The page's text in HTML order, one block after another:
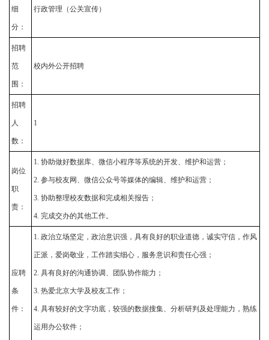
细
分：
行政管理（公关宣传）
招聘
范
围：
校内外公开招聘
招聘
人
数：
1
岗位
职
责：
1. 协助做好数据库、微信小程序等系统的开发、维护和运营；
2. 参与校友网、微信公众号等媒体的编辑、维护和运营；
3. 协助整理校友数据和完成相关报告；
4. 完成交办的其他工作。
应聘
条
件：
1. 政治立场坚定，政治意识强，具有良好的职业道德，诚实守信，作风
正派，爱岗敬业，工作踏实细心，服务意识和责任心强；
2. 具有良好的沟通协调、团队协作能力；
3. 热爱北京大学及校友工作；
4. 具有较好的文字功底，较强的数据搜集、分析研判及处理能力，熟练
运用办公软件；